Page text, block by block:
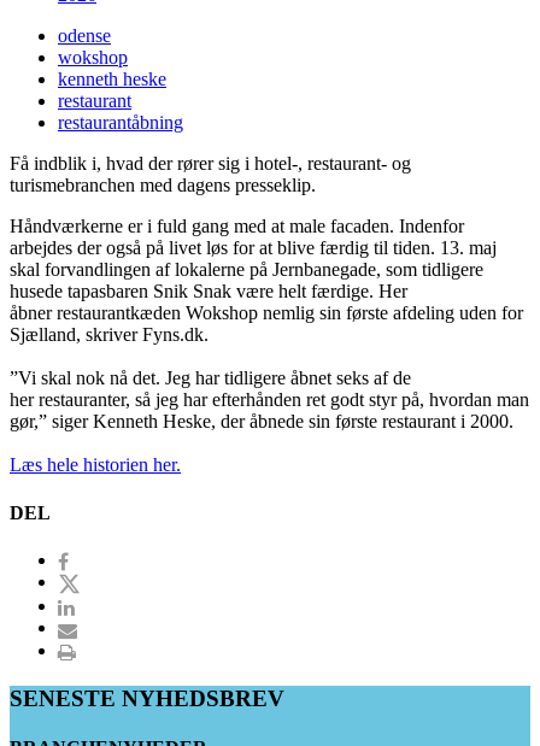
odense
wokshop
kenneth heske
restaurant
restaurantåbning
Få indblik i, hvad der rører sig i hotel-, restaurant- og
turismebranchen med dagens presseklip.
Håndværkerne er i fuld gang med at male facaden. Indenfor
arbejdes der også på livet løs for at blive færdig til tiden. 13. maj
skal forvandlingen af lokalerne på Jernbanegade, som tidligere
husede tapasbaren Snik Snak være helt færdige. Her
åbner restaurantkæden Wokshop nemlig sin første afdeling uden for
Sjælland, skriver Fyns.dk.
”Vi skal nok nå det. Jeg har tidligere åbnet seks af de
her restauranter, så jeg har efterhånden ret godt styr på, hvordan man
gør,” siger Kenneth Heske, der åbnede sin første restaurant i 2000.
Læs hele historien her.
DEL
SENESTE NYHEDSBREV